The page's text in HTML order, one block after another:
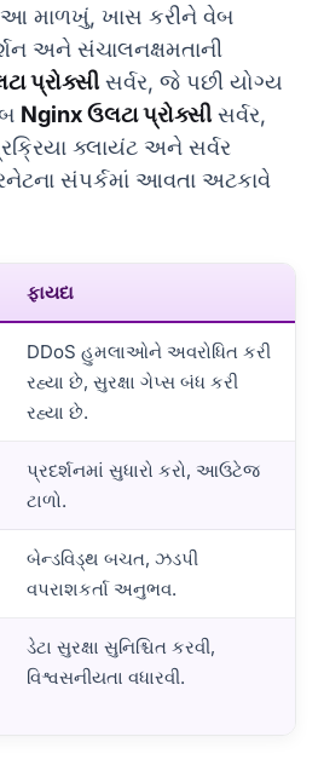
આ માળખું, ખાસ કરીને વેબ
અને સંચાલનક્ષમતાની
પ્રોક્સી સર્વર, જે પછી યોગ્ય
Nginx ઉલટા પ્રોક્સી સર્વર,
ક્લાયંટ અને સર્વર
સંપર્કમાં આવતા અટકાવે
ફાયદા
DDoS હુમલાઓને અવરોધિત કરી
રહ્યા છે, સુરક્ષા ગેપ્સ બંધ કરી
રહ્યા છે.
પ્રદર્શનમાં સુધારો કરો, આઉટેજ
ટાળો.
બેન્ડવિડ્થ બચત, ઝડપી
વપરાશકર્તા અનુભવ.
ડેટા સુરક્ષા સુનિશ્ચિત કરવી,
વિશ્વસનીયતા વધારવી.